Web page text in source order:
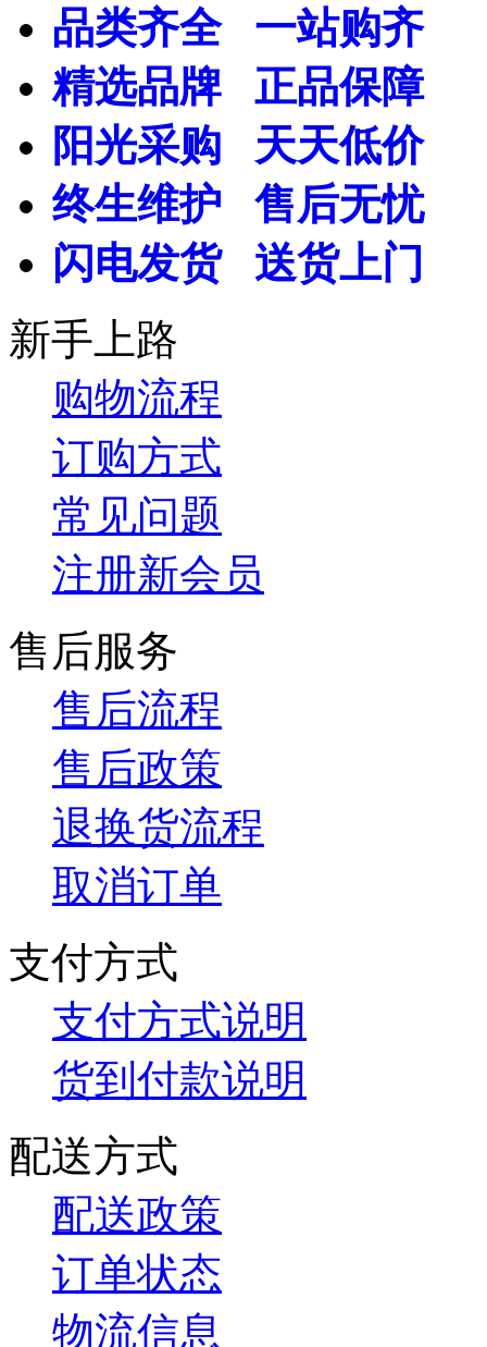
品类齐全 一站购齐
精选品牌 正品保障
阳光采购 天天低价
终生维护 售后无忧
闪电发货 送货上门
新手上路
购物流程
订购方式
常见问题
注册新会员
售后服务
售后流程
售后政策
退换货流程
取消订单
支付方式
支付方式说明
货到付款说明
配送方式
配送政策
订单状态
物流信息